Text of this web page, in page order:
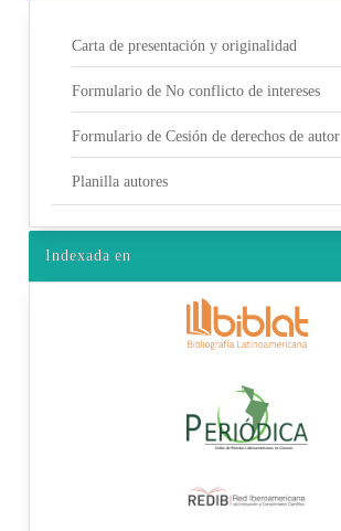
Carta de presentación y originalidad
Formulario de No conflicto de intereses
Formulario de Cesión de derechos de autor
Planilla autores
Indexada en